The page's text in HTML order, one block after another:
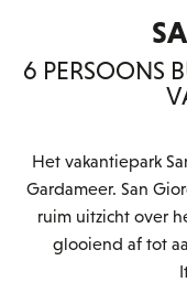
6 PERSOONS
Het vakantiepark
Gardameer. San
ruim uitzicht over
glooiend af tot